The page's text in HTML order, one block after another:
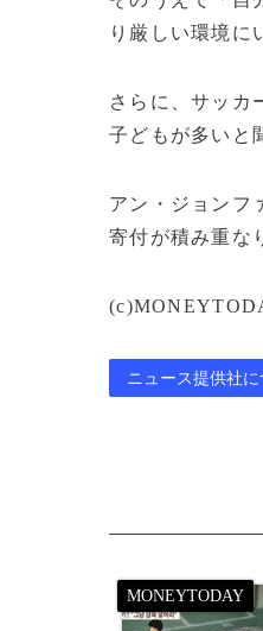
り厳しい環境に
さらに、サッカ
子どもが多いと
アン・ジョンフ
寄付が積み重な
ニュース提供社に